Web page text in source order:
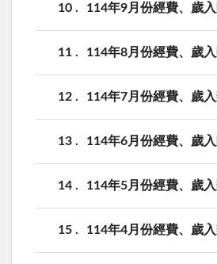
10 114年9月份經費、歲
11 114年8月份經費、歲
12 114年7月份經費、歲
13 114年6月份經費、歲
14 114年5月份經費、歲
15 114年4月份經費、歲